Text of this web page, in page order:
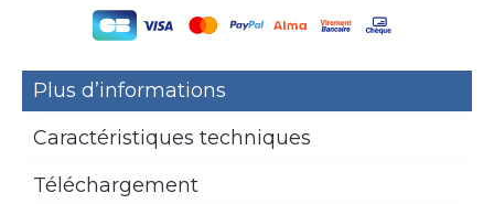
Plus d’informations
Caractéristiques techniques
Téléchargement